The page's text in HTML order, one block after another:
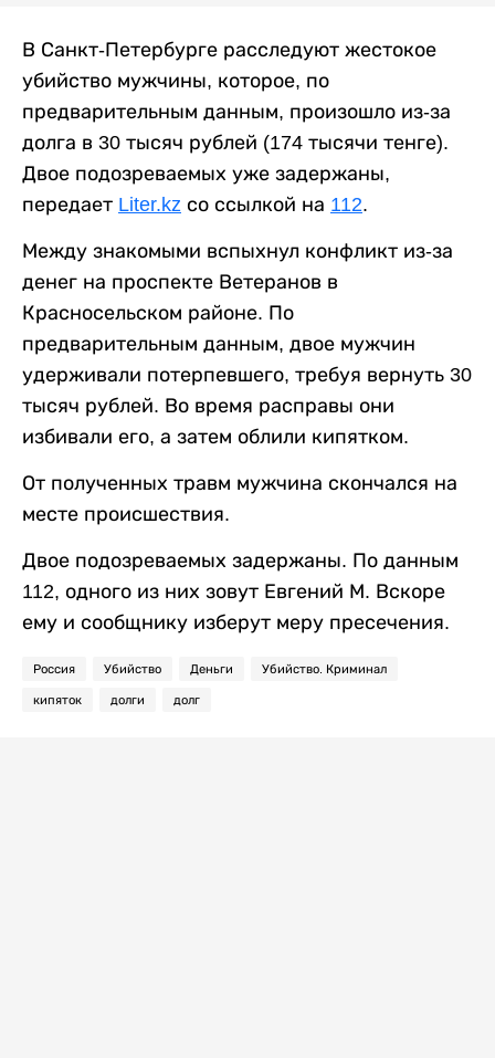
В Санкт-Петербурге расследуют жестокое
убийство мужчины, которое, по
предварительным данным, произошло из-за
долга в 30 тысяч рублей (174 тысячи тенге).
Двое подозреваемых уже задержаны,
передает Liter.kz со ссылкой на 112.
Между знакомыми вспыхнул конфликт из-за
денег на проспекте Ветеранов в
Красносельском районе. По
предварительным данным, двое мужчин
удерживали потерпевшего, требуя вернуть 30
тысяч рублей. Во время расправы они
избивали его, а затем облили кипятком.
От полученных травм мужчина скончался на
месте происшествия.
Двое подозреваемых задержаны. По данным
112, одного из них зовут Евгений М. Вскоре
ему и сообщнику изберут меру пресечения.
Россия Убийство Деньги Убийство. Криминал
кипяток долги долг